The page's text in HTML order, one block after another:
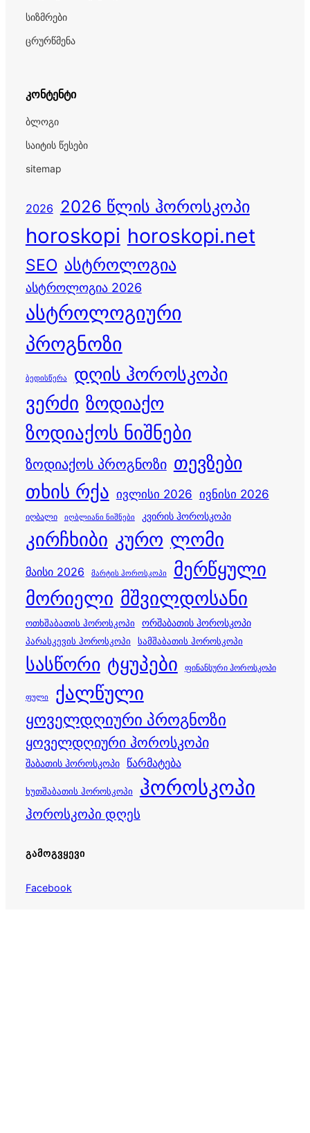
სიზმრები
ცრურწმენა
კონტენტი
ბლოგი
საიტის წესები
sitemap
2026 2026 წლის ჰოროსკოპი
horoskopi horoskopi.net
SEO ასტროლოგია
ასტროლოგია 2026
ასტროლოგიური
პროგნოზი
ბედისწერა დღის ჰოროსკოპი
ვერძი ზოდიაქო
ზოდიაქოს ნიშნები
ზოდიაქოს პროგნოზი თევზები
თხის რქა ივლისი 2026 ივნისი 2026
იღბალი იღბლიანი ნიშნები კვირის ჰოროსკოპი
კირჩხიბი კურო ლომი
მაისი 2026 მარტის ჰოროსკოპი მერწყული
მორიელი მშვილდოსანი
ოთხშაბათის ჰოროსკოპი
ორშაბათის ჰოროსკოპი
პარასკევის ჰოროსკოპი
სამშაბათის ჰოროსკოპი
სასწორი ტყუპები ფინანსური ჰოროსკოპი
ფული ქალწული
ყოველდღიური პროგნოზი
ყოველდღიური ჰოროსკოპი
შაბათის ჰოროსკოპი წარმატება
ხუთშაბათის ჰოროსკოპი ჰოროსკოპი
ჰოროსკოპი დღეს
ᲒᲐᲛᲝᲒᲕᲧᲔᲕᲘ
Facebook